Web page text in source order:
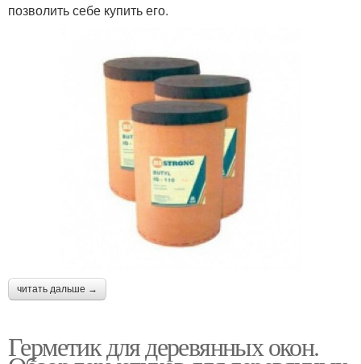
позволить себе купить его.
читать дальше →
Герметик для деревянных окон.